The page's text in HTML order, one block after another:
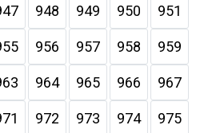
948 949 950 951
956 957 958 959
964 965 966 967
972 973 974 975